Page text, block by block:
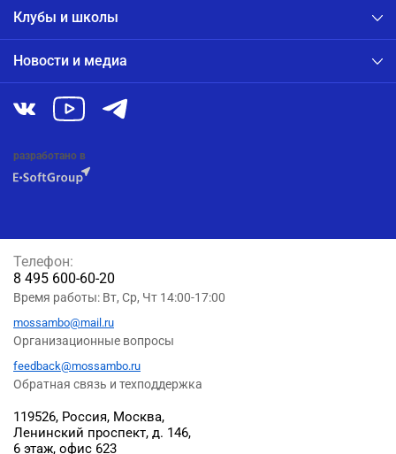
Клубы и школы
Новости и медиа
разработано в
119526, Россия, Москва,
Ленинский проспект, д. 146,
6 этаж, офис 623
Телефон:
8 495 600-60-20
Время работы: Вт, Ср, Чт 14:00-17:00
mossambo@mail.ru
Организационные вопросы
feedback@mossambo.ru
Обратная связь и техподдержка